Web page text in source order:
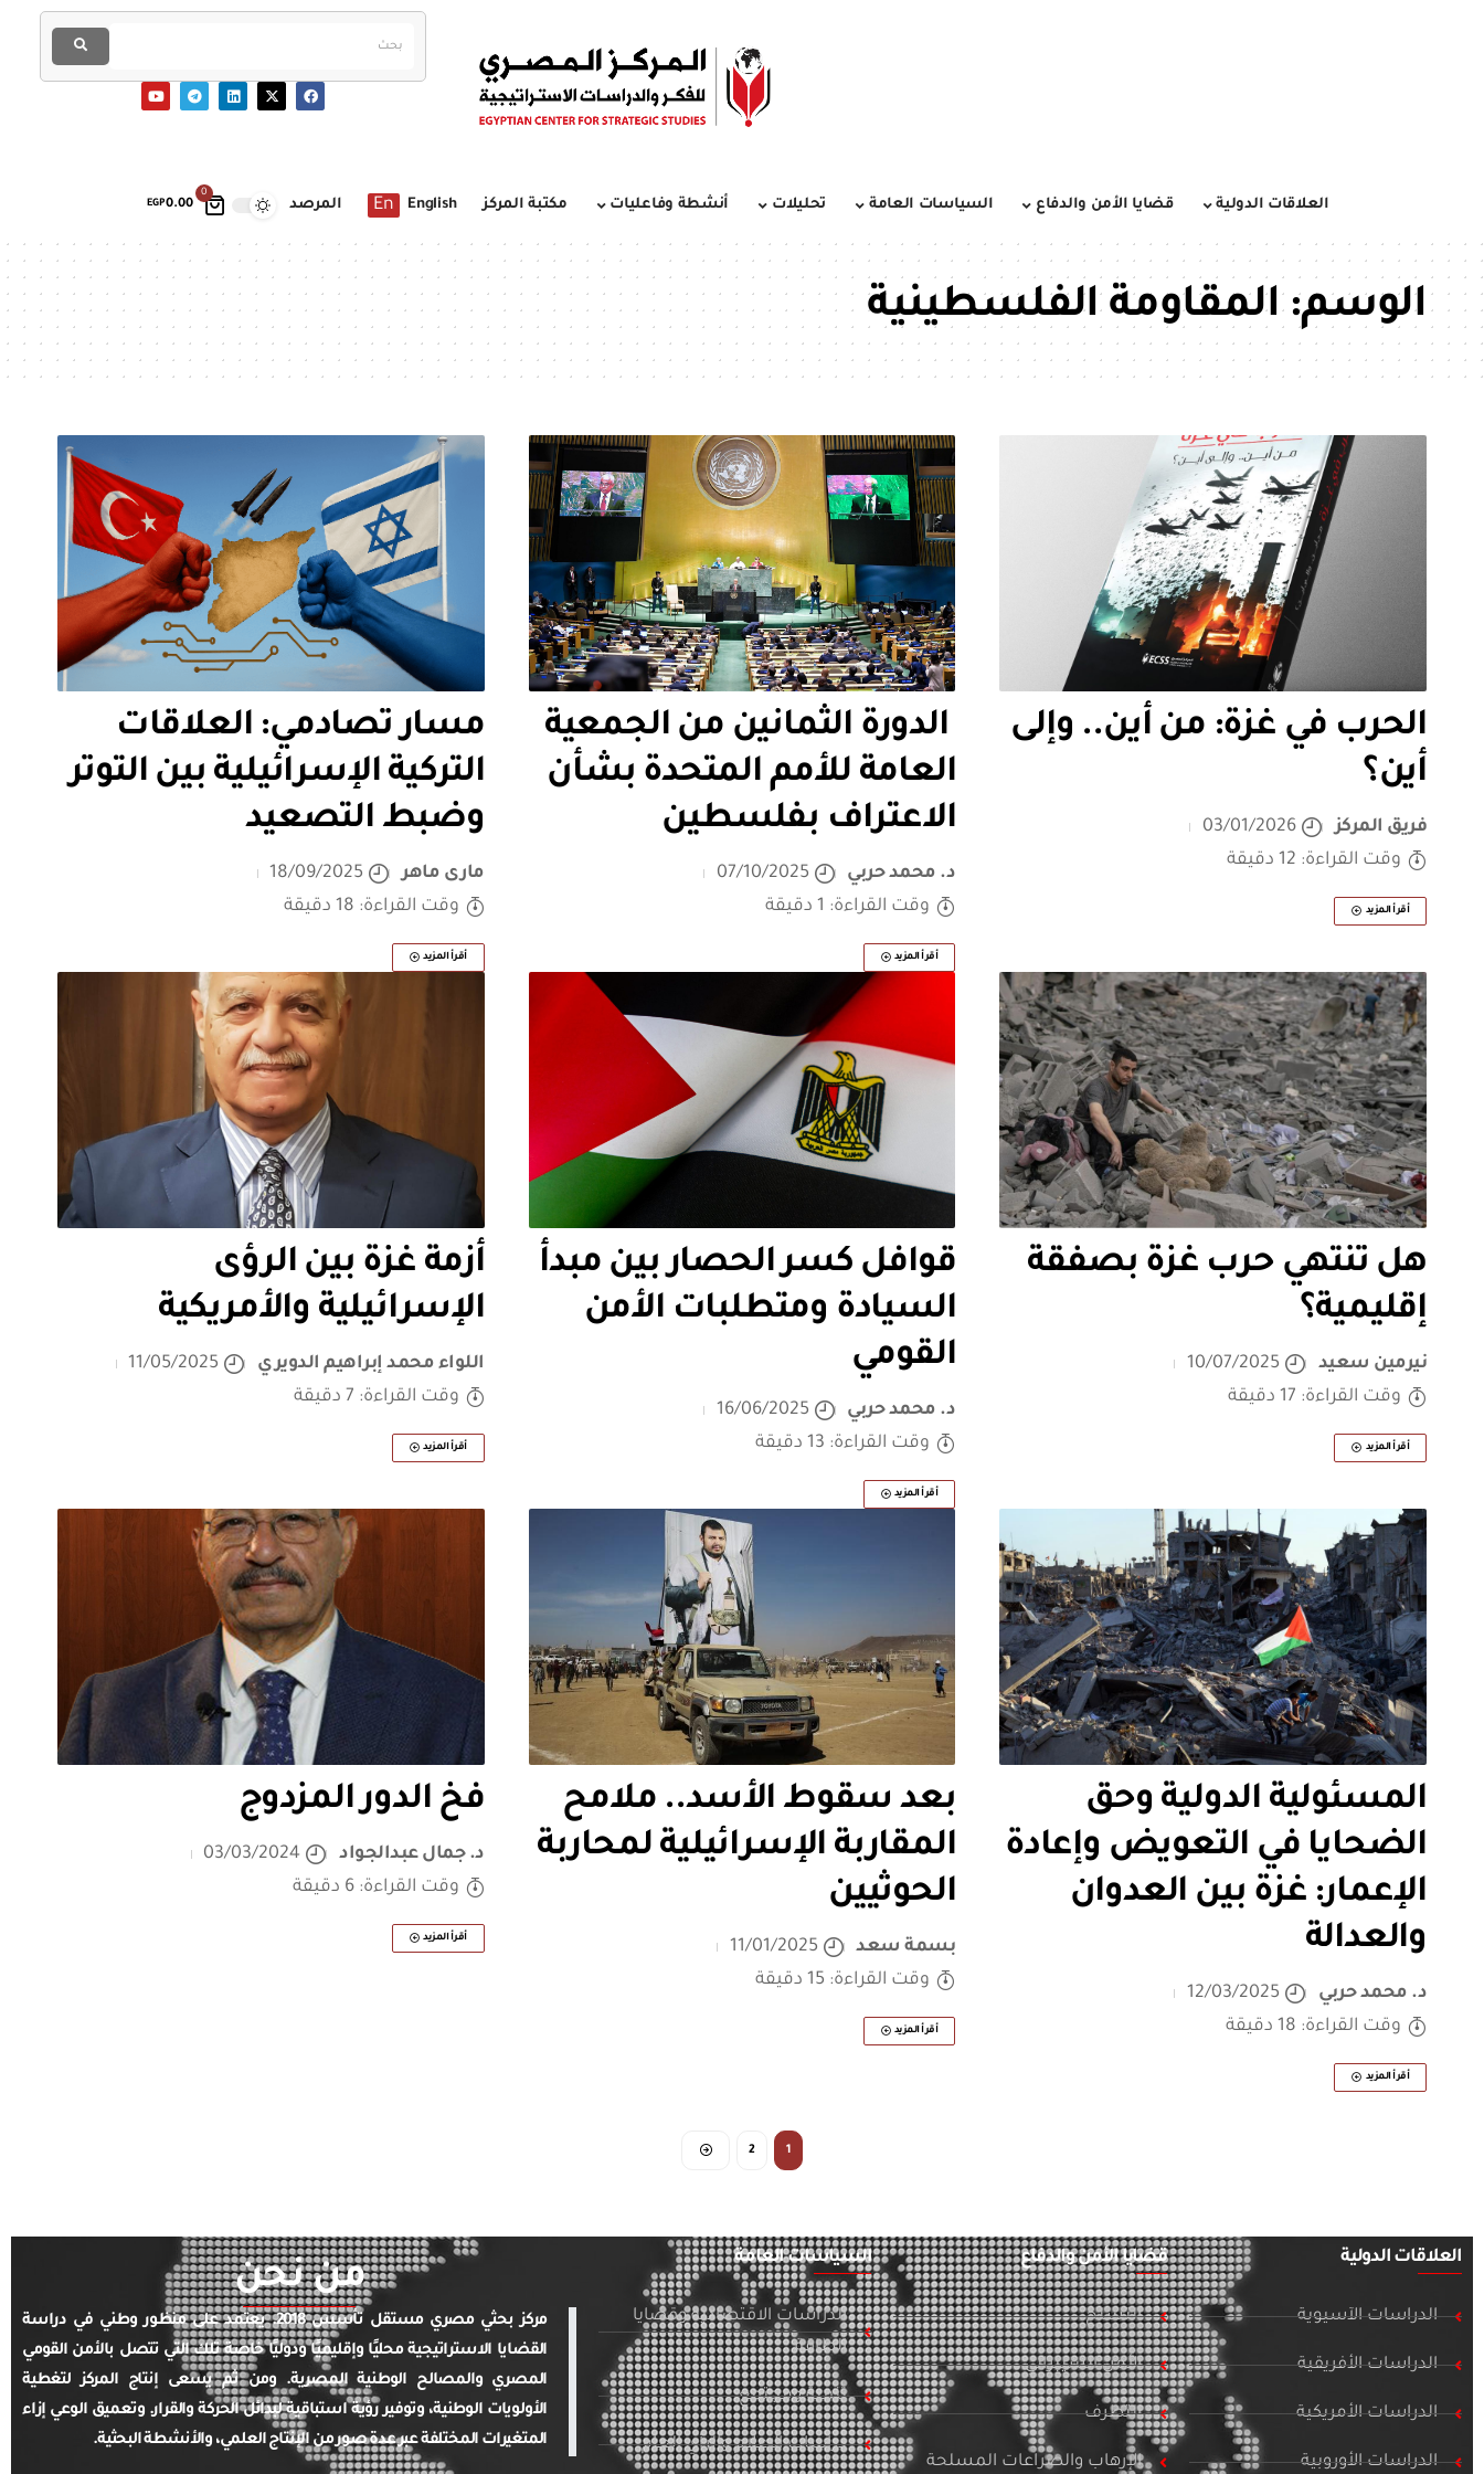
0
EGP0.00 العلاقات الدولية قضايا الأمن والدفاع السياسات العامة تحليلات أنشطة وفاعليات مكتبة المركز English
En المرصد
الوسم:المقاومة الفلسطينية
الحرب في غزة: من أين.. وإلى
أين؟
فريق المركز
03/01/2026
وقت القراءة: 12 دقيقة
أقرأ المزيد
الدورة الثمانين من الجمعية
العامة للأمم المتحدة بشأن
الاعتراف بفلسطين
د. محمد حربي
07/10/2025
وقت القراءة: 1 دقيقة
أقرأ المزيد
مسار تصادمي: العلاقات
التركية الإسرائيلية بين التوتر
وضبط التصعيد
مارى ماهر
18/09/2025
وقت القراءة: 18 دقيقة
أقرأ المزيد
هل تنتهي حرب غزة بصفقة
إقليمية؟
نيرمين سعيد
10/07/2025
وقت القراءة: 17 دقيقة
أقرأ المزيد
قوافل كسر الحصار بين مبدأ
السيادة ومتطلبات الأمن
القومي
د. محمد حربي
16/06/2025
وقت القراءة: 13 دقيقة
أقرأ المزيد
أزمة غزة بين الرؤى
الإسرائيلية والأمريكية
اللواء محمد إبراهيم الدويري
11/05/2025
وقت القراءة: 7 دقيقة
أقرأ المزيد
المسئولية الدولية وحق
الضحايا في التعويض وإعادة
الإعمار: غزة بين العدوان
والعدالة
د. محمد حربي
12/03/2025
وقت القراءة: 18 دقيقة
أقرأ المزيد
بعد سقوط الأسد.. ملامح
المقاربة الإسرائيلية لمحاربة
الحوثيين
بسمة سعد
11/01/2025
وقت القراءة: 15 دقيقة
أقرأ المزيد
فخ الدور المزدوج
د. جمال عبدالجواد
03/03/2024
وقت القراءة: 6 دقيقة
أقرأ المزيد
1
2
العلاقات الدولية
الدراسات الآسيوية
الدراسات الأفريقية
الدراسات الأمريكية
الدراسات الأوروبية
قضايا الأمن والدفاع
التسلح
الأمن السيبراني
التطرف
الإرهاب والصراعات المسلحة
السياسات العامة
الدراسات الاقتصادية وقضايا
الطاقة
تنمية ومجتمع
دراسات الإعلام والرأي العام
من نحن
مركز بحثي مصري مستقل تأسس 2018. يعتمد على منظور وطني في دراسة
القضايا الاستراتيجية محليًا وإقليميًا ودوليًا خاصة تلك التي تتصل بالأمن القومي
المصري والمصالح الوطنية المصرية. ومن ثم يسعى إنتاج المركز لتغطية
الأولويات الوطنية، وتوفير رؤية استباقية لبدائل الحركة والقرار. وتعميق الوعي إزاء
المتغيرات المختلفة عبر عدة صور من الإنتاج العلمي، والأنشطة البحثية.